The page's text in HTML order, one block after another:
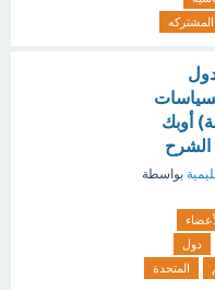
المشتركه
(2 نقطة) أوبك
الشرح
بواسطة
دول
المتحدة